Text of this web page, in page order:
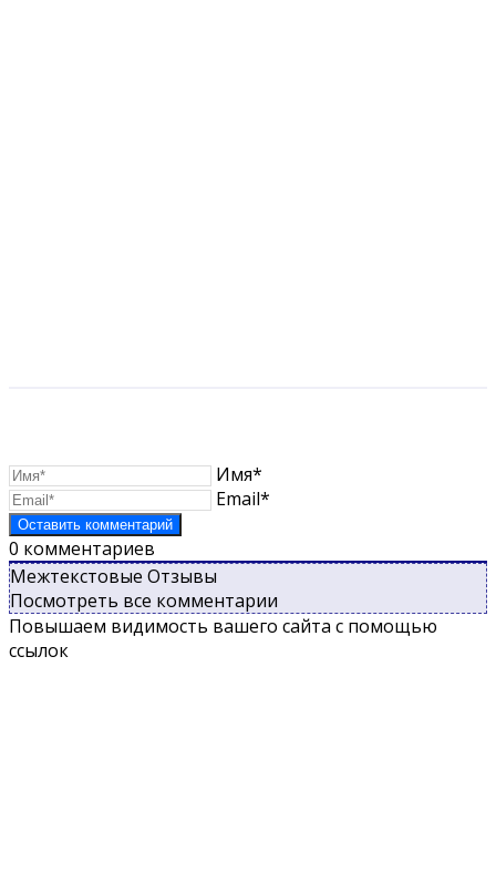
Имя*
Email*
0 комментариев
Межтекстовые Отзывы
Посмотреть все комментарии
Повышаем видимость вашего сайта с помощью
ссылок